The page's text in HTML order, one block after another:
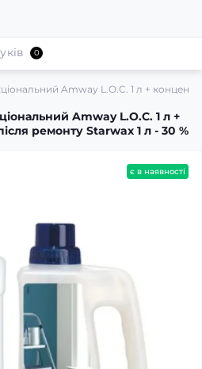
Amway L.O.C. 1 л +
Amway L.O.C. 1 л +
ремонту Starwax 1 л - 30 %
0
є в наявності